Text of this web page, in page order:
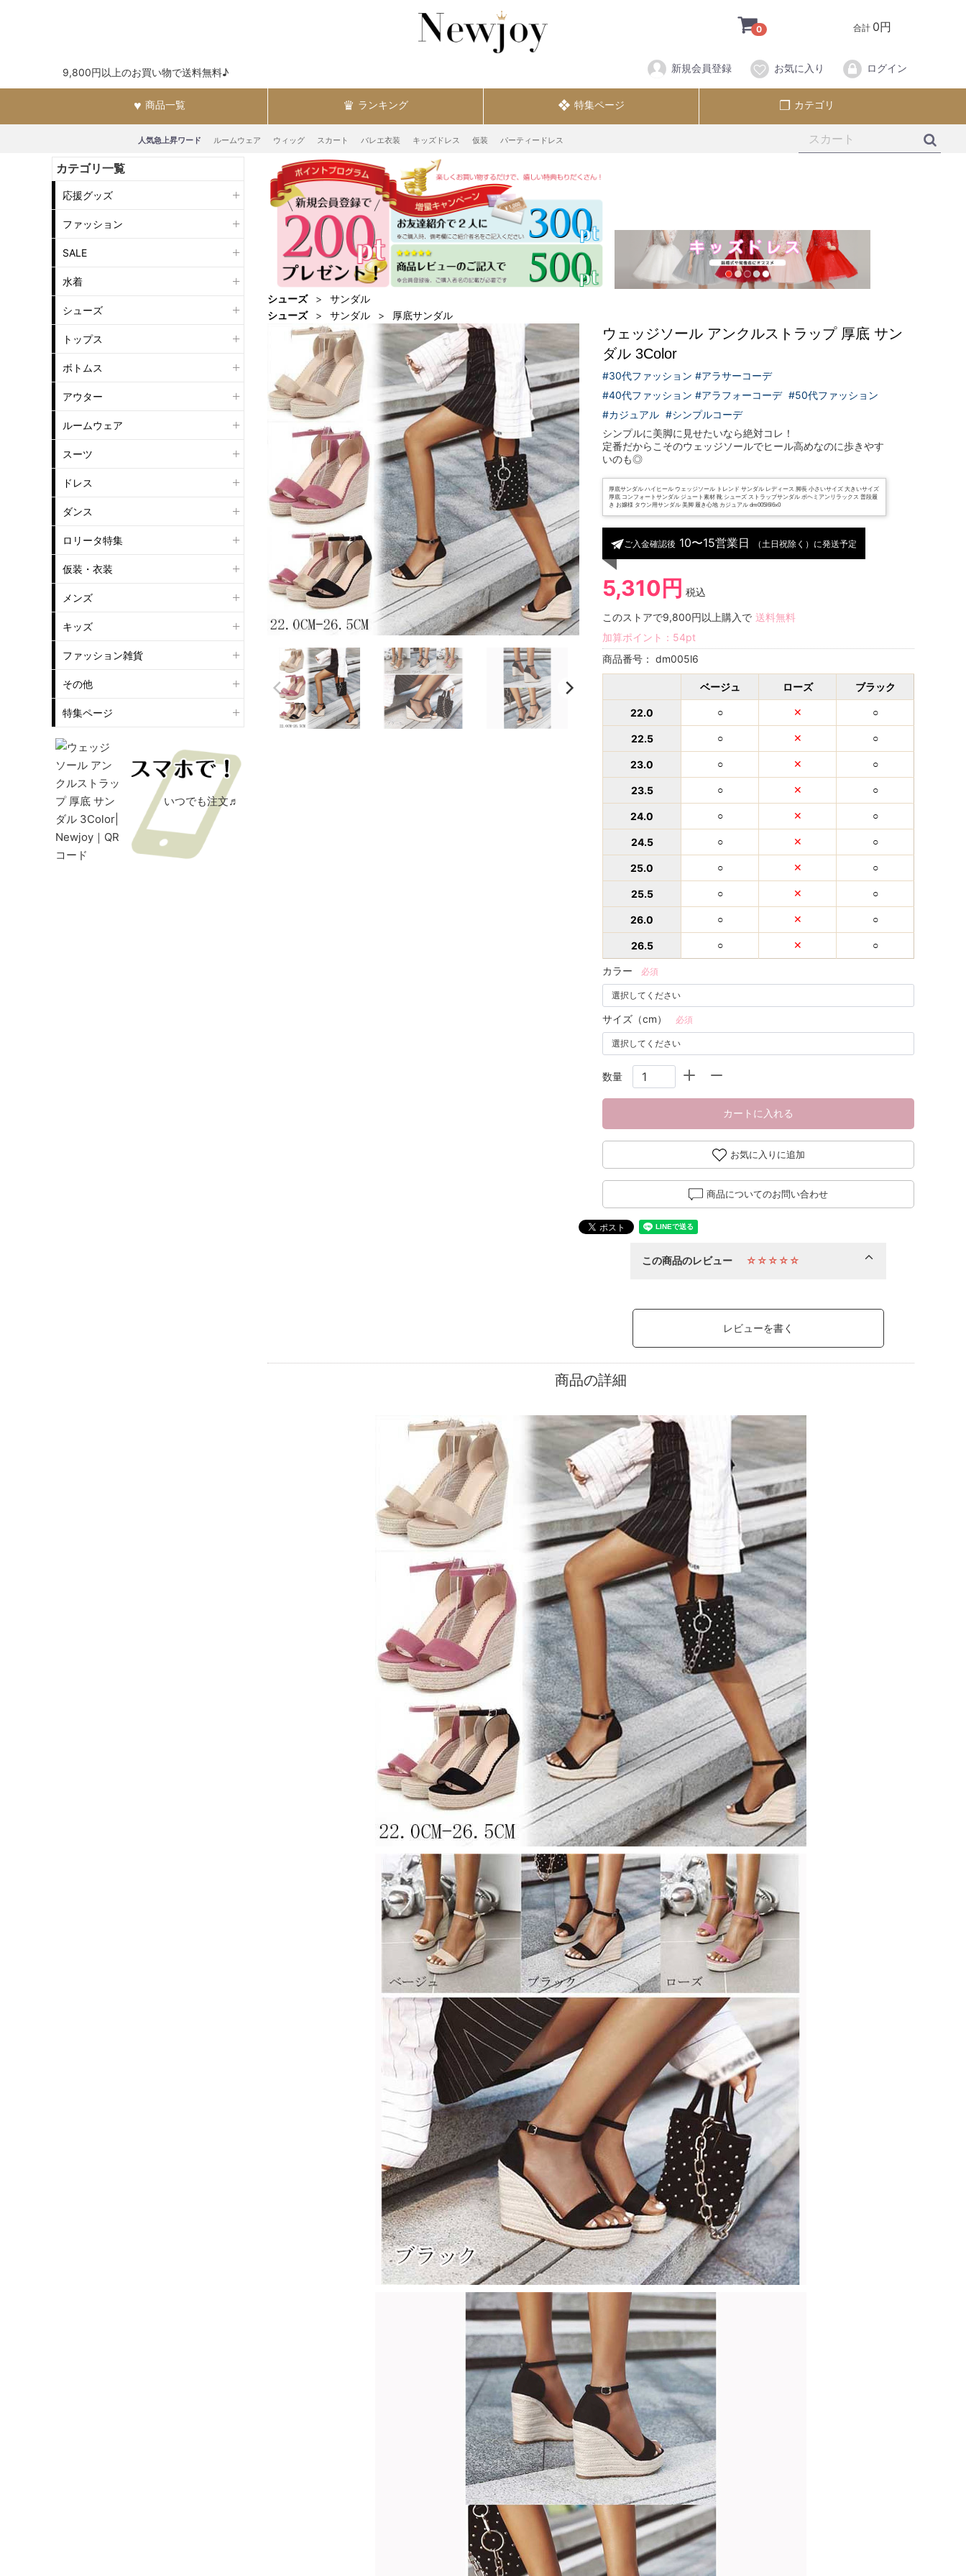
9,800円以上のお買い物で送料無料♪
0 合計 0円
新規会員登録 お気に入り ログイン
商品一覧 ランキング 特集ページ カテゴリ
人気急上昇ワード ルームウェア ウィッグ スカート バレエ衣装 キッズドレス 仮装 パーティードレス
カテゴリ一覧
応援グッズ
ファッション
SALE
水着
シューズ
トップス
ボトムス
アウター
ルームウェア
スーツ
ドレス
ダンス
ロリータ特集
仮装・衣装
メンズ
キッズ
ファッション雑貨
その他
特集ページ
いつでも注文♬
シューズ
サンダル
シューズ
サンダル 厚底サンダル
ウェッジソール アンクルストラップ 厚底 サン
ダル 3Color
#30代ファッション #アラサーコーデ
#40代ファッション #アラフォーコーデ #50代ファッション
#カジュアル #シンプルコーデ
シンプルに美脚に見せたいなら絶対コレ！
定番だからこそのウェッジソールでヒール高めなのに歩きやす
いのも◎
厚底サンダル ハイヒール ウェッジソール トレンド サンダル レディース 脚長 小さいサイズ 大きいサイズ
厚底 コンフォートサンダル ジュート素材 靴 シューズ ストラップサンダル ボヘミアンリラックス 普段履
き お嬢様 タウン用サンダル 美脚 履き心地 カジュアル dm005l6l6x0
ご入金確認後 10〜15営業日 （土日祝除く）に発送予定
5,310円 税込
このストアで9,800円以上購入で 送料無料
加算ポイント： 54pt
商品番号： dm005l6
ベージュ ローズ ブラック
22.0 ○ ✕ ○
22.5 ○ ✕ ○
23.0 ○ ✕ ○
23.5 ○ ✕ ○
24.0 ○ ✕ ○
24.5 ○ ✕ ○
25.0 ○ ✕ ○
25.5 ○ ✕ ○
26.0 ○ ✕ ○
26.5 ○ ✕ ○
カラー 必須
サイズ（cm） 必須
数量
カートに入れる
お気に入りに追加
商品についてのお問い合わせ
この商品のレビュー ☆☆☆☆☆
レビューを書く
商品の詳細